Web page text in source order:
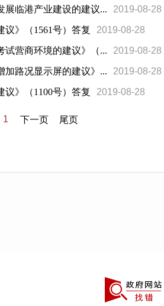
展临港产业建设的建议... 2019-08-28
》（1561号）答复 2019-08-28
试营商环境的建议》（... 2019-08-28
加路况显示屏的建议》... 2019-08-28
》（1100号）答复 2019-08-28
1 下一页 尾页